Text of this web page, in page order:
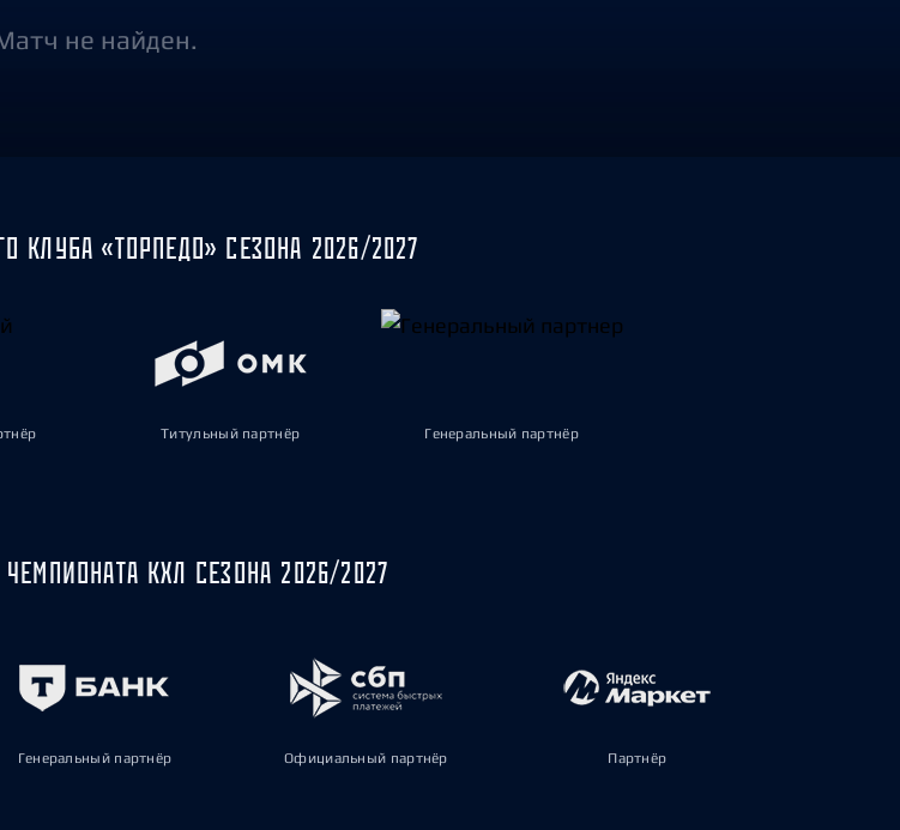
не найден.
КЛУБА «ТОРПЕДО» СЕЗОНА 2026/2027
Титульный партнёр Генеральный партнёр
КХЛ СЕЗОНА 2026/2027
Генеральный партнёр Официальный партнёр Партнёр